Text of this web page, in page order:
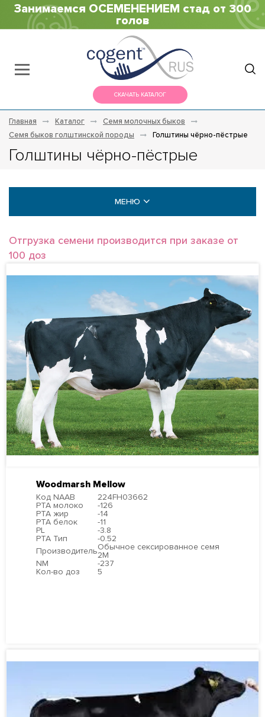
Занимаемся ОСЕМЕНЕНИЕМ стад от 300
голов
СКАЧАТЬ КАТАЛОГ
Главная Каталог
Семя молочных быков
Семя быков голштинской породы
Голштины чёрно-пёстрые
Голштины чёрно-пёстрые
МЕНЮ
МЯСНЫЕ БЫКИ
РОССИЙСКОЕ ПРОИЗВОДСТВО
МЯСНЫЕ БЫКИ ДЛЯ МОЛОЧНЫХ СТАД
ПОИСК БЫКОВ ПО НОМЕРУ ИЛИ КЛИЧКЕ
РАСХОДНЫЕ МАТЕРИАЛЫ И ОБОРУДОВАНИЕ
Отгрузка семени производится при заказе от
100 доз
Woodmarsh Mellow
Код NAAB
224FH03662
PTA молоко
-126
PTA жир
-14
PTA белок
-11
PL
-3.8
PTA Тип
-0.52
ПроизводительОбычное сексированное семя
2М
NM
-237
Кол-во доз
5